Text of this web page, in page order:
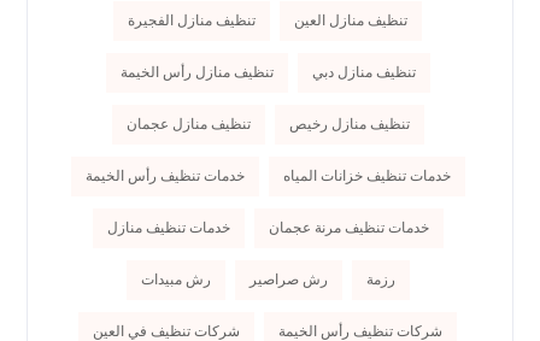
تنظيف منازل العين تنظيف منازل الفجيرة
تنظيف منازل دبي تنظيف منازل رأس الخيمة
تنظيف منازل رخيص تنظيف منازل عجمان
خدمات تنظيف خزانات المياه خدمات تنظيف رأس الخيمة
خدمات تنظيف مرنة عجمان خدمات تنظيف منازل
رزمة رش صراصير رش مبيدات
شركات تنظيف رأس الخيمة شركات تنظيف في العين